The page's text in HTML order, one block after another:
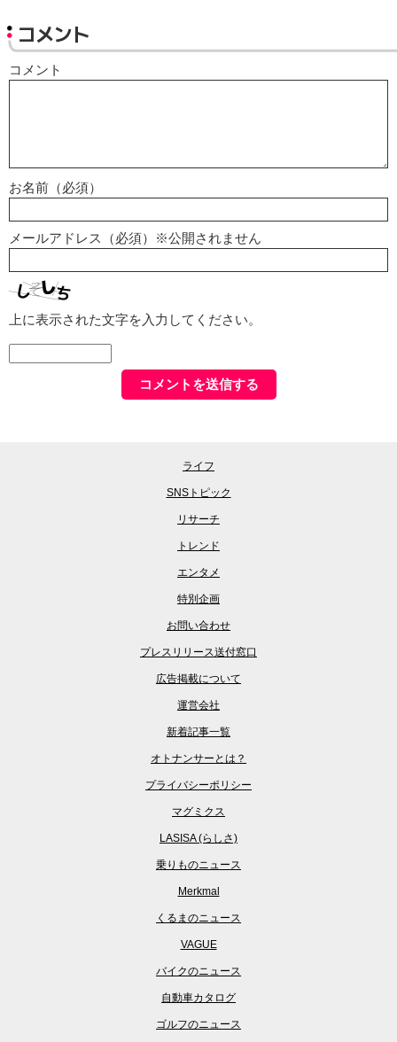
コメント
コメント
お名前（必須）
メールアドレス（必須）※公開されません
上に表示された文字を入力してください。
ライフ
SNSトピック
リサーチ
トレンド
エンタメ
特別企画
お問い合わせ
プレスリリース送付窓口
広告掲載について
運営会社
新着記事一覧
オトナンサーとは？
プライバシーポリシー
マグミクス
LASISA (らしさ)
乗りものニュース
Merkmal
くるまのニュース
VAGUE
バイクのニュース
自動車カタログ
ゴルフのニュース